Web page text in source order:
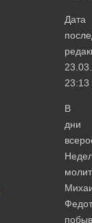
Дата
23:13
В
дни